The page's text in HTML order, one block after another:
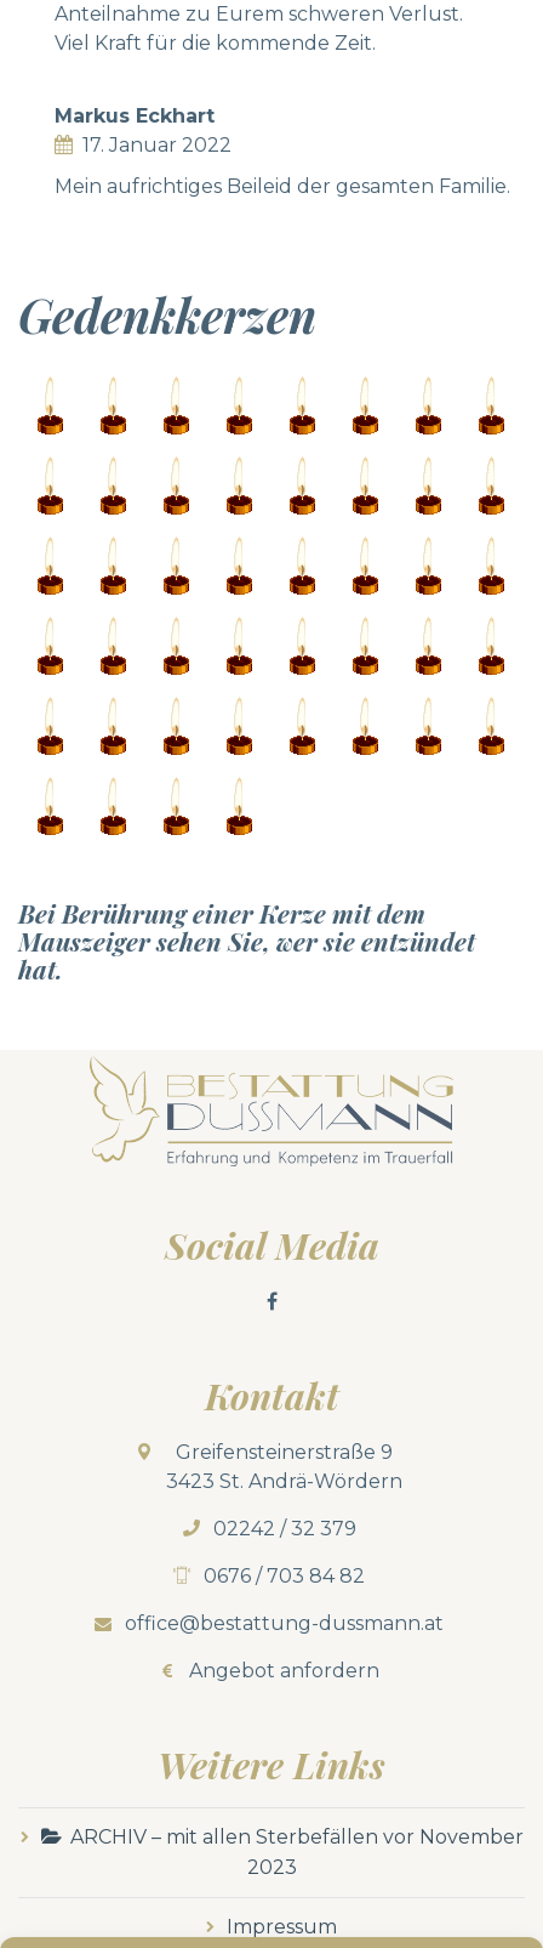
Anteilnahme zu Eurem schweren Verlust.
Viel Kraft für die kommende Zeit.
Markus Eckhart
17. Januar 2022
Mein aufrichtiges Beileid der gesamten Familie.
Gedenkkerzen
Bei Berührung einer Kerze mit dem
Mauszeiger sehen Sie, wer sie entzündet
hat.
Social Media
Kontakt
Greifensteinerstraße 9
3423 St. Andrä-Wördern
02242 / 32 379
0676 / 703 84 82
office@bestattung-dussmann.at
Angebot anfordern
Weitere Links
ARCHIV – mit allen Sterbefällen vor November
2023
Impressum